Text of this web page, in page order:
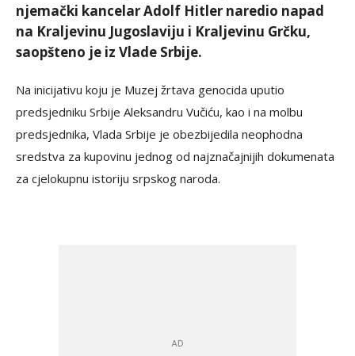
njemački kancelar Adolf Hitler naredio napad
na Kraljevinu Jugoslaviju i Kraljevinu Grčku,
saopšteno je iz Vlade Srbije.
Na inicijativu koju je Muzej žrtava genocida uputio
predsjedniku Srbije Aleksandru Vučiću, kao i na molbu
predsjednika, Vlada Srbije je obezbijedila neophodna
sredstva za kupovinu jednog od najznačajnijih dokumenata
za cjelokupnu istoriju srpskog naroda.